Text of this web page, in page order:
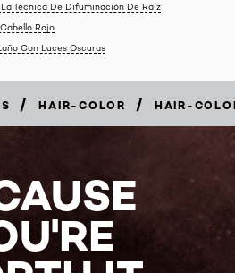
Técnica De Difuminación De Raíz
Rojo
Con Luces Oscuras
/ HAIR-COLOR / HAIR-